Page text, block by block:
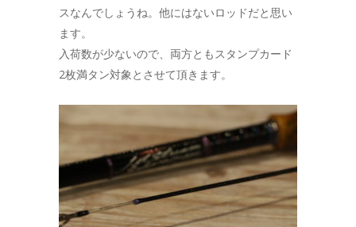
スなんでしょうね。他にはないロッドだと思い
ます。
入荷数が少ないので、両方ともスタンプカード
2枚満タン対象とさせて頂きます。